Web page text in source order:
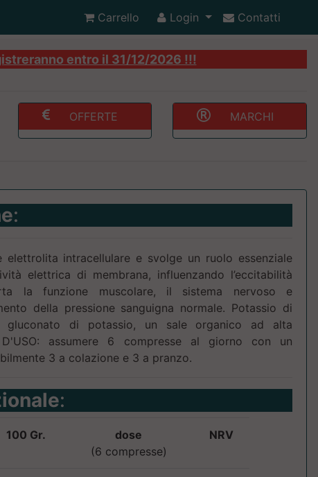
Carrello Login Contatti
entro il 31/12/2026 !!!
OFFERTE MARCHI
:
intracellulare e svolge un ruolo essenziale
elettrica di membrana, influenzando l’eccitabilità
la funzione muscolare, il sistema nervoso e
della pressione sanguigna normale. Potassio di
di potassio, un sale organico ad alta
D'USO: assumere 6 compresse al giorno con un
3 a colazione e 3 a pranzo.
:
100 Gr.
dose
(6 compresse)
NRV